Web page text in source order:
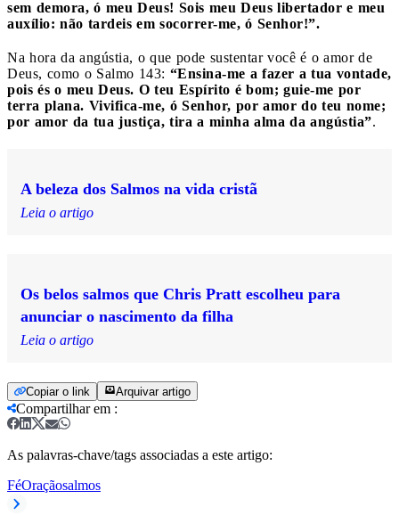
sem demora, ó meu Deus! Sois meu Deus libertador e meu
auxílio: não tardeis em socorrer-me, ó Senhor!”.
Na hora da angústia, o que pode sustentar você é o amor de
Deus, como o Salmo 143: “Ensina-me a fazer a tua vontade,
pois és o meu Deus. O teu Espírito é bom; guie-me por
terra plana. Vivifica-me, ó Senhor, por amor do teu nome;
por amor da tua justiça, tira a minha alma da angústia”.
A beleza dos Salmos na vida cristã
Leia o artigo
Os belos salmos que Chris Pratt escolheu para
anunciar o nascimento da filha
Leia o artigo
Copiar o link Arquivar artigo
Compartilhar em :
As palavras-chave/tags associadas a este artigo:
FéOraçãosalmos